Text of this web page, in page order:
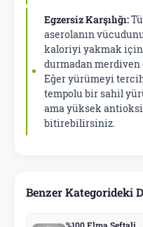
Egzersiz Karşılığı:
aserolanın
kaloriyi yakmak için
durmadan merdiven
Eğer yürümeyi
tempolu bir sahil
ama yüksek
bitirebilirsiniz.
Benzer Kategorideki
%100 Elma Şeftali